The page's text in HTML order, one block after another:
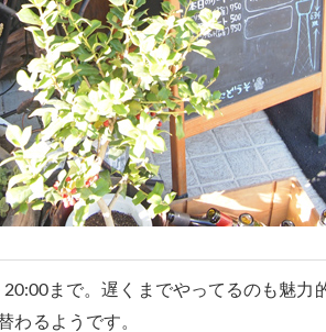
まで。遅くまでやってるのも魅力
わるようです。